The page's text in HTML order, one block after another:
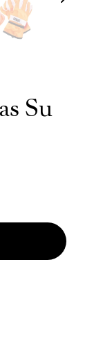
Su